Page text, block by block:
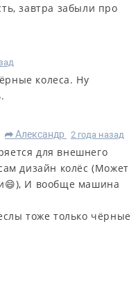
завтра забыли про
колеса. Ну
R Александр 2 года назад
для внешнего
дизайн колёс (Может
И вообще машина
тоже только чёрные